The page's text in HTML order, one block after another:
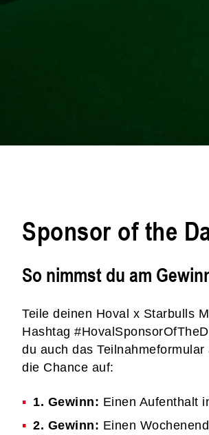
Sponsor of the
So nimmst du am
Teile deinen Hoval x Starbulls
Hashtag
du auch das
die Chance auf:
1. Gewinn: Einen Aufenthalt
2. Gewinn: Einen